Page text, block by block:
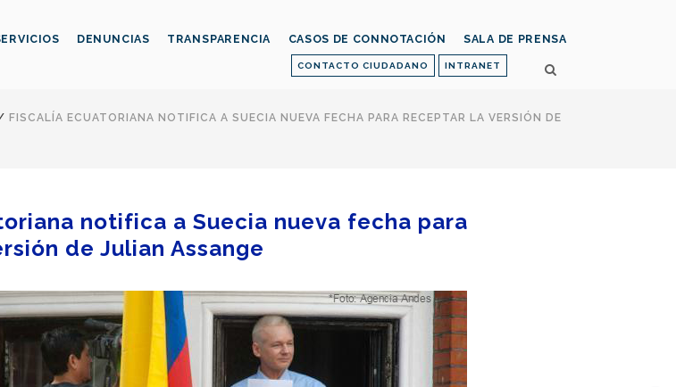
CONTACTO CIUDADANO INTRANET
DENUNCIAS TRANSPARENCIA CASOS DE CONNOTACIÓN SALA DE PRENSA
FISCALÍA ECUATORIANA NOTIFICA A SUECIA NUEVA FECHA PARA RECEPTAR LA VERSIÓN DE
notifica a Suecia nueva fecha para
de Julian Assange